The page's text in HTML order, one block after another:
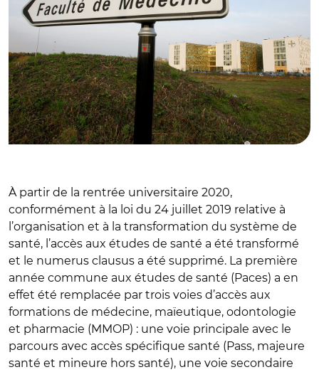
À partir de la rentrée universitaire 2020,
conformément à la loi du 24 juillet 2019 relative à
l’organisation et à la transformation du système de
santé, l’accès aux études de santé a été transformé
et le numerus clausus a été supprimé. La première
année commune aux études de santé (Paces) a en
effet été remplacée par trois voies d’accès aux
formations de médecine, maïeutique, odontologie
et pharmacie (MMOP) : une voie principale avec le
parcours avec accès spécifique santé (Pass, majeure
santé et mineure hors santé), une voie secondaire